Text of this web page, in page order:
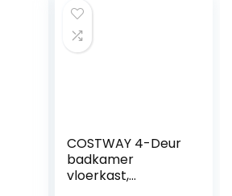
COSTWAY 4-Deur
badkamer
vloerkast,